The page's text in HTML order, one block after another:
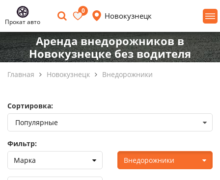
Прокат авто
0
Новокузнецк
Аренда внедорожников в
Новокузнецке без водителя
Главная Новокузнецк Внедорожники
Сортировка:
Фильтр:
Марка
Внедорожники